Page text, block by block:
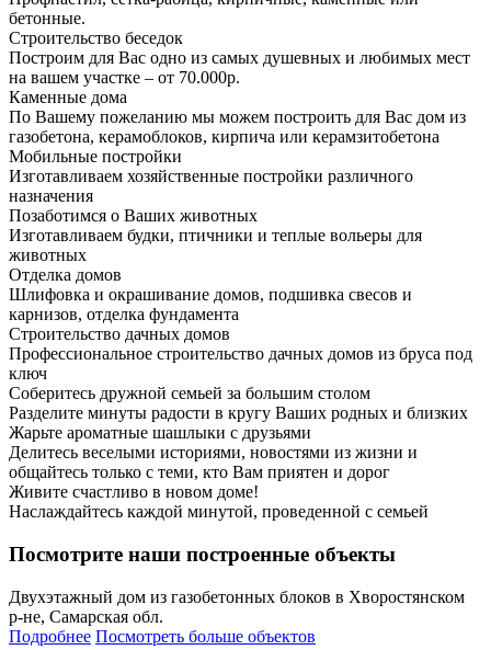
бетонные.
Строительство беседок
Построим для Вас одно из самых душевных и любимых мест
на вашем участке – от 70.000р.
Каменные дома
По Вашему пожеланию мы можем построить для Вас дом из
газобетона, керамоблоков, кирпича или керамзитобетона
Мобильные постройки
Изготавливаем хозяйственные постройки различного
назначения
Позаботимся о Ваших животных
Изготавливаем будки, птичники и теплые вольеры для
животных
Отделка домов
Шлифовка и окрашивание домов, подшивка свесов и
карнизов, отделка фундамента
Строительство дачных домов
Профессиональное строительство дачных домов из бруса под
ключ
Соберитесь дружной семьей за большим столом
Разделите минуты радости в кругу Ваших родных и близких
Жарьте ароматные шашлыки с друзьями
Делитесь веселыми историями, новостями из жизни и
общайтесь только с теми, кто Вам приятен и дорог
Живите счастливо в новом доме!
Наслаждайтесь каждой минутой, проведенной с семьей
Посмотрите наши построенные объекты
Двухэтажный дом из газобетонных блоков в Хворостянском
р-не, Самарская обл.
Подробнее Посмотреть больше объектов